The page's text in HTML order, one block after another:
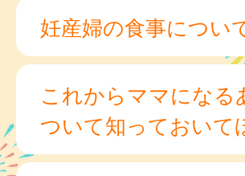
妊産婦の食事につい
これからママにな
ついて知っておいて